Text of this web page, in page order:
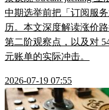
中期选举前把「订阅服
历。本文深度解读涨价
第二阶观察点，以及对
元账单的实际冲击。
2026-07-19 07:55